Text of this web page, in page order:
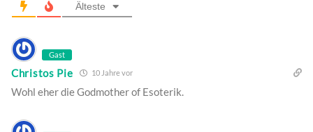
Älteste
Gast
Christos Pie 10 Jahre vor
Wohl eher die Godmother of Esoterik.